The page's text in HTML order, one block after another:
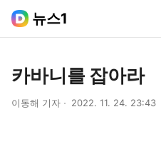
뉴스1
카바니를 잡아라
이동해 기자 2022. 11. 24. 23:43